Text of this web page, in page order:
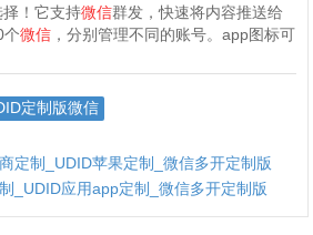
！它支持微信群发，快速将内容推送给
个微信 ，分别管理不同的账号。app图标可
定制版微信
定制_UDID苹果定制_微信多开定制版
_UDID应用app定制_微信多开定制版